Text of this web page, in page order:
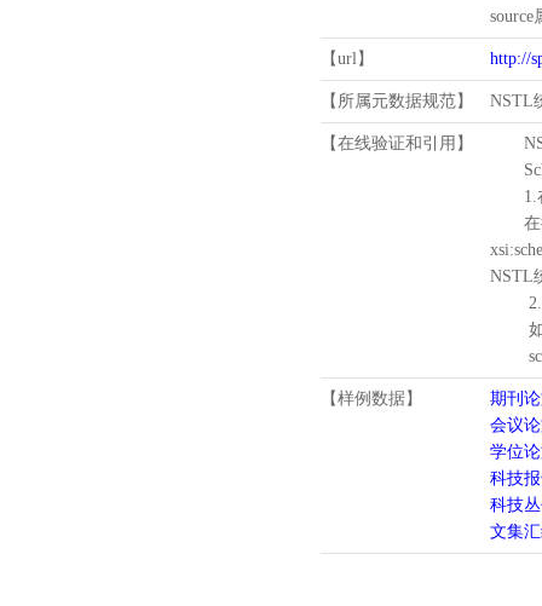
source
【url】 http://
【所属元数据规范】 NSTL
【在线验证和引用】
1.
在待
NSTL
2.
如需
【样例数据】
期刊
会议
学位
科技
科技
文集